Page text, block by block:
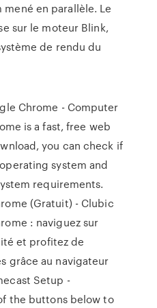
en parallèle. Le
sur le moteur Blink,
de rendu du
Chrome - Computer
is a fast, free web
you can check if
system and
requirements.
(Gratuit) - Clubic
: naviguez sur
et profitez de
grâce au navigateur
Setup -
the buttons below to